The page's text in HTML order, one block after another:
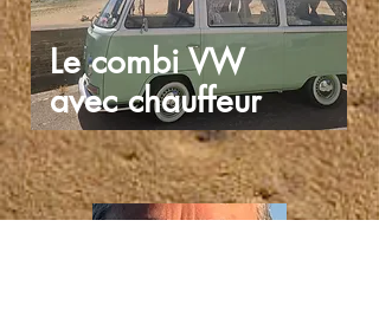
Le combi VW
avec chauffeur